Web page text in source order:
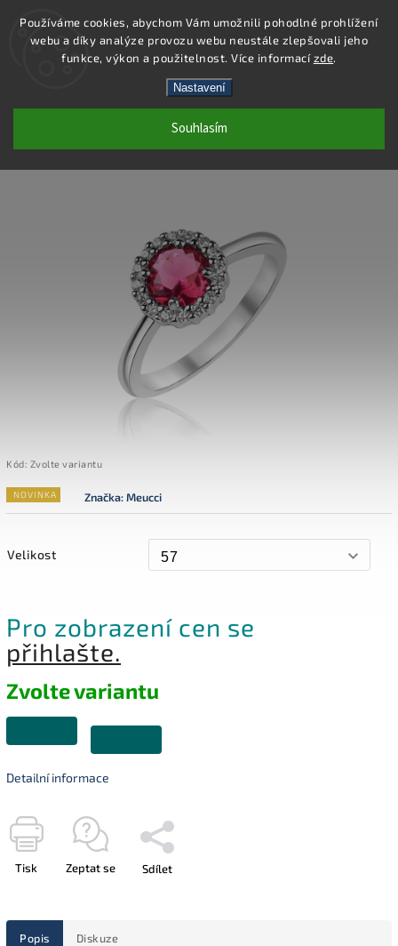
Používáme cookies, abychom Vám umožnili pohodlné prohlížení
webu a díky analýze provozu webu neustále zlepšovali jeho
funkce, výkon a použitelnost. Více informacízde.
Nastavení
Souhlasím
Hledat
SS387R - PRSTEN AG 925/1000
Kód: Zvolte variantu
NOVINKA Značka:Meucci
Velikost
Pro zobrazení cen se
přihlašte.
Zvolte variantu
Detailní informace
Tisk Zeptat se Sdílet
Popis Diskuze